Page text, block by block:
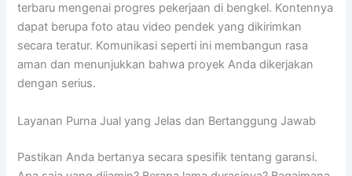
terbaru mengenai progres pekerjaan di bengkel. Kontennya
dapat berupa foto atau video pendek yang dikirimkan
secara teratur. Komunikasi seperti ini membangun rasa
aman dan menunjukkan bahwa proyek Anda dikerjakan
dengan serius.
Layanan Purna Jual yang Jelas dan Bertanggung Jawab
Pastikan Anda bertanya secara spesifik tentang garansi.